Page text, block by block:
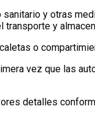
y otras
transporte y
o
vez que las
detalles